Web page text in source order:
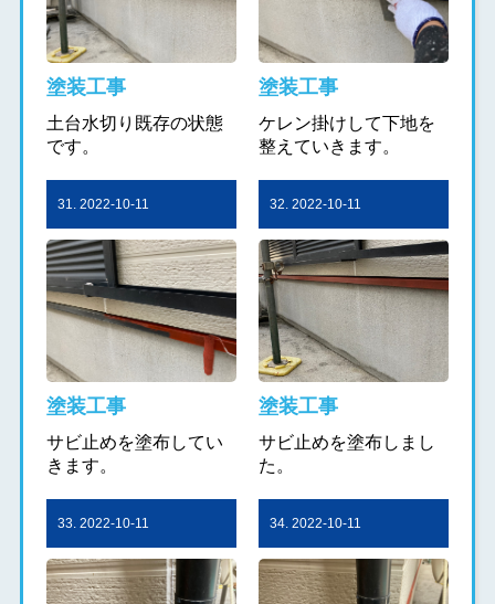
塗装工事
土台水切り既存の状態
です。
塗装工事
ケレン掛けして下地を
整えていきます。
31. 2022-10-11
塗装工事
サビ止めを塗布してい
きます。
32. 2022-10-11
塗装工事
サビ止めを塗布しまし
た。
33. 2022-10-11 34. 2022-10-11